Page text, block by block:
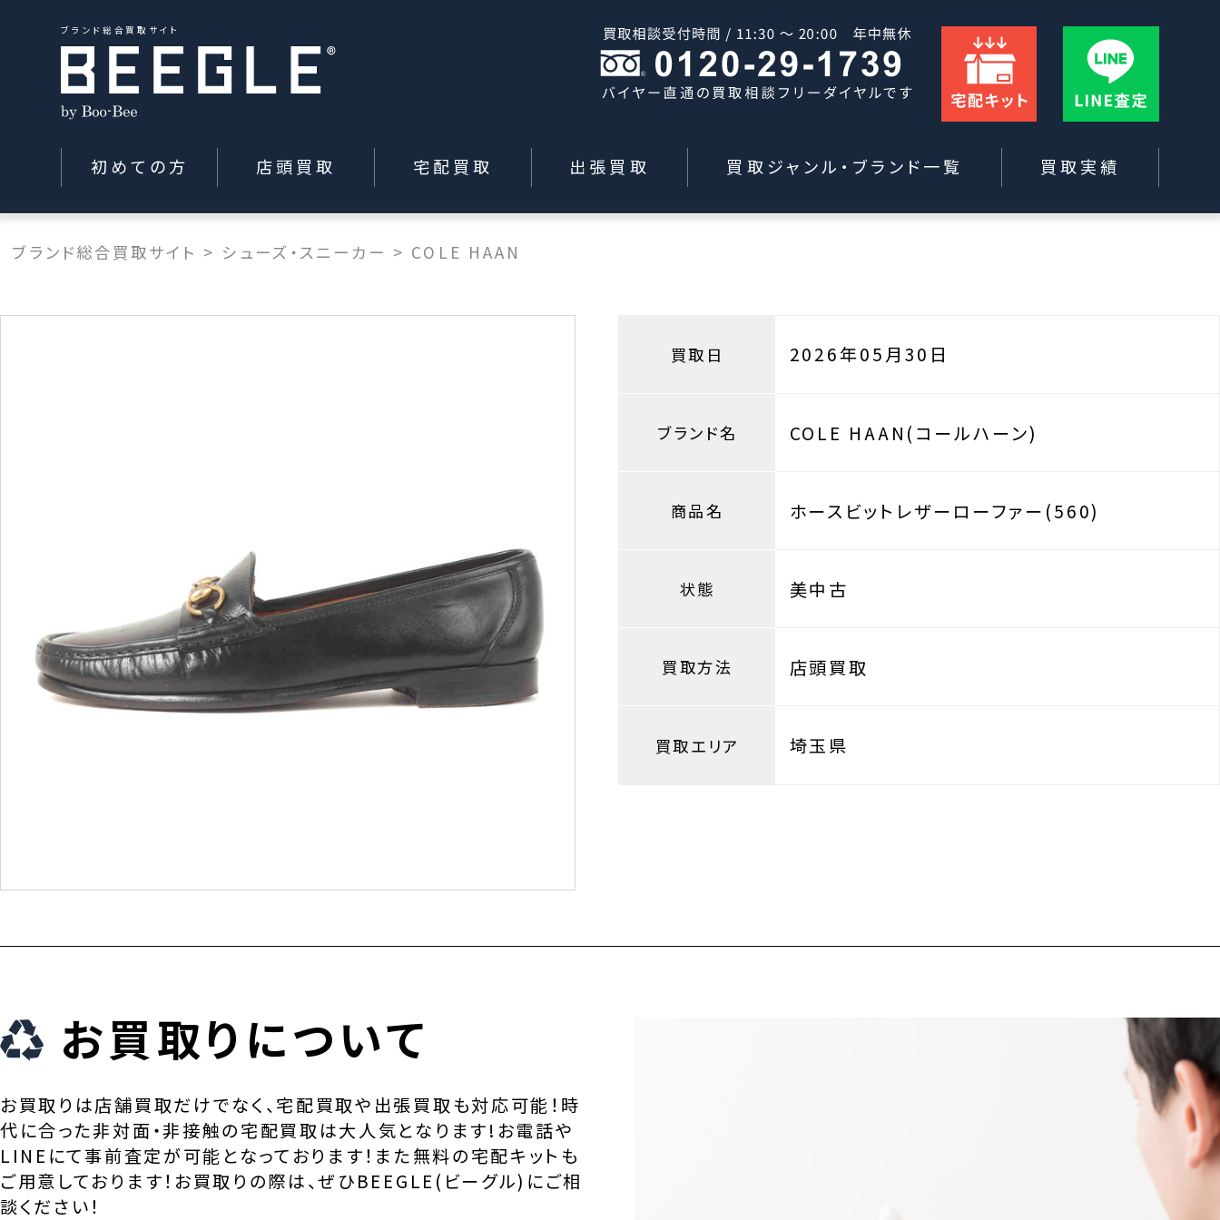
ブランド総合買取サイト
初めての方 店頭買取 宅配買取 出張買取 買取ジャンル・ブランド一覧 買取実績
ブランド総合買取サイト > シューズ・スニーカー > COLE HAAN
買取日 2026年05月30日
ブランド名 COLE HAAN(コールハーン)
商品名 ホースビットレザーローファー(560)
状態 美中古
買取方法 店頭買取
買取エリア 埼玉県
お買取りについて
お買取りは店舗買取だけでなく、宅配買取や出張買取も対応可能！時
代に合った非対面・非接触の宅配買取は大人気となります!お電話や
LINEにて事前査定が可能となっております！また無料の宅配キットも
ご用意しております！お買取りの際は、ぜひBEEGLE(ビーグル)にご相
談ください！